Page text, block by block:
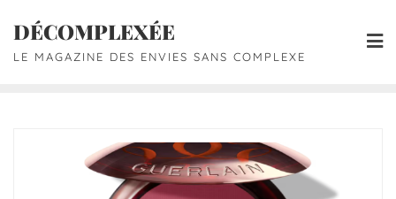
DÉCOMPLEXÉE
LE MAGAZINE DES ENVIES SANS COMPLEXE